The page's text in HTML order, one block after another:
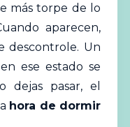
más torpe de lo
aparecen,
descontrole. Un
ese estado se
dejas pasar, el
hora de dormir